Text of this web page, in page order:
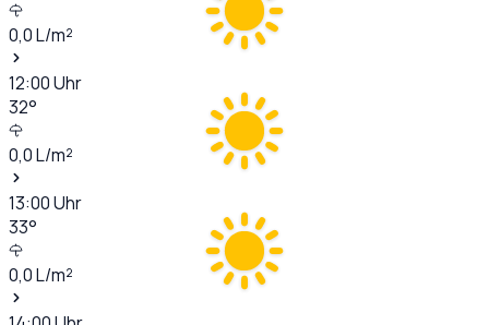
0,0L/m²
12:00Uhr
32°
0,0L/m²
13:00Uhr
33°
0,0L/m²